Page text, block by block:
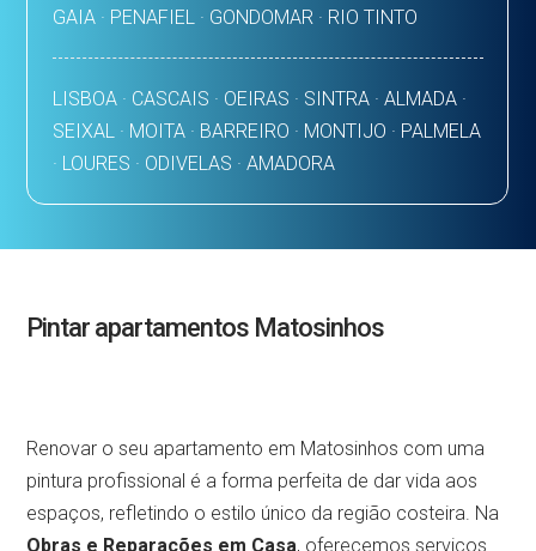
GAIA · PENAFIEL · GONDOMAR · RIO TINTO
LISBOA · CASCAIS · OEIRAS · SINTRA · ALMADA ·
SEIXAL · MOITA · BARREIRO · MONTIJO · PALMELA
· LOURES · ODIVELAS · AMADORA
Pintar apartamentos Matosinhos
Renovar o seu apartamento em Matosinhos com uma
pintura profissional é a forma perfeita de dar vida aos
espaços, refletindo o estilo único da região costeira. Na
Obras e Reparações em Casa, oferecemos serviços